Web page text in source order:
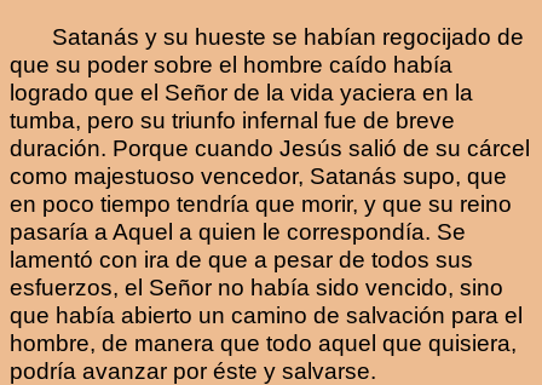
Satanás y su hueste se habían regocijado de
que su poder sobre el hombre caído había
logrado que el Señor de la vida yaciera en la
tumba, pero su triunfo infernal fue de breve
duración. Porque cuando Jesús salió de su cárcel
como majestuoso vencedor, Satanás supo, que
en poco tiempo tendría que morir, y que su reino
pasaría a Aquel a quien le correspondía. Se
lamentó con ira de que a pesar de todos sus
esfuerzos, el Señor no había sido vencido, sino
que había abierto un camino de salvación para el
hombre, de manera que todo aquel que quisiera,
podría avanzar por éste y salvarse.